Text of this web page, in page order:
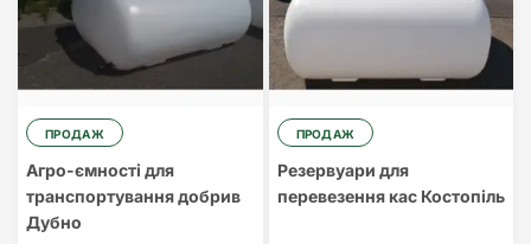
ПРОДАЖ
Агро-ємності для
транспортування добрив
Дубно
ПРОДАЖ
Резервуари для
перевезення кас Костопіль